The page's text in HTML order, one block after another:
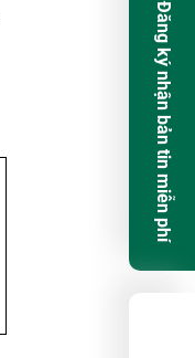
Đăng ký nhận bản tin miễn phí